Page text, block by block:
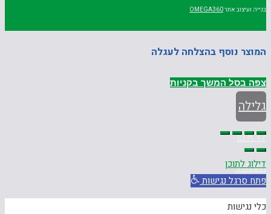
בנייה ועיצוב אתרOMEGA360
המוצר נוסף בהצלחה לעגלה
צפה בסל המשך בקניות
גלילה
לראש
העמוד
דילוג לתוכן
פתח סרגל נגישות
כלי נגישות